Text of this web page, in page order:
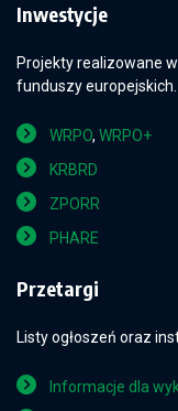
Inwestycje
Projekty realizowane
funduszy europejskich.
WRPO, WRPO+
KRBRD
ZPORR
PHARE
Przetargi
Listy ogłoszeń oraz
Informacje dla